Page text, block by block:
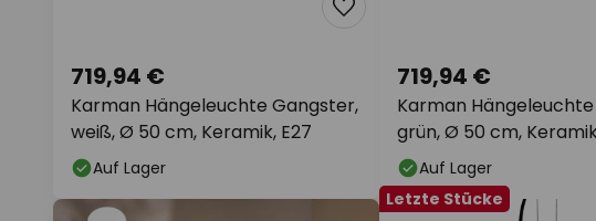
Karman Hängeleuchte Gangster,
weiß, Ø 50 cm, Keramik, E27
719,94 €
Auf Lager
Karman
grün, Ø 50 cm,
719,94 €
Auf Lager
Letzte Stücke